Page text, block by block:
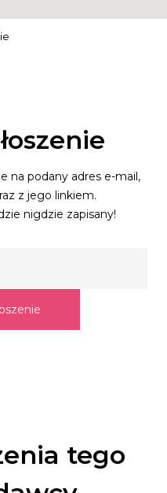
na podany adres e-mail,
z jego linkiem.
nigdzie zapisany!
tego